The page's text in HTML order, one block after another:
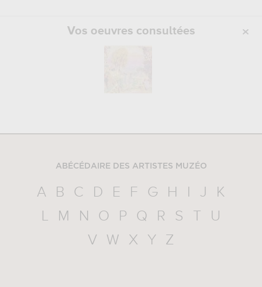
Vos oeuvres consultées
ABÉCÉDAIRE DES ARTISTES MUZÉO
A B C D E F G H I J
K
L
M N O P Q R S T
U
V
W X Y Z